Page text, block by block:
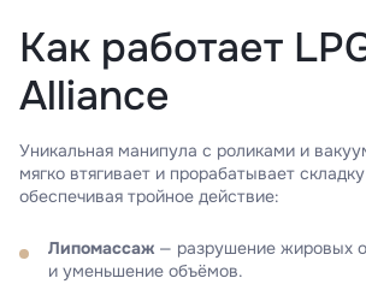
Как работает
Alliance
Уникальная манипула с роликами и
мягко втягивает и прорабатывает
обеспечивая тройное действие:
Липомассаж — разрушение жировых
и уменьшение объёмов.